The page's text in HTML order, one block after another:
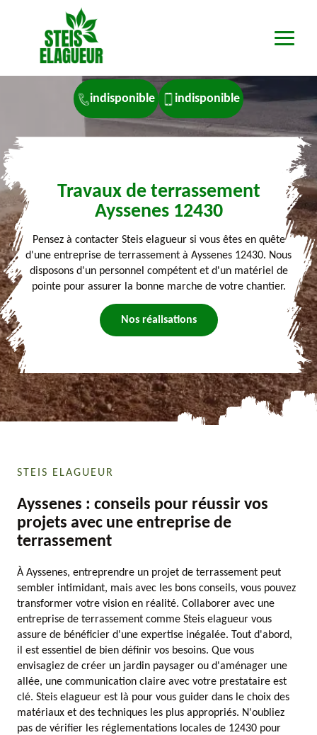
indisponible indisponible
Travaux de terrassement
Ayssenes 12430
Pensez à contacter Steis elagueur si vous êtes en quête
d'une entreprise de terrassement à Ayssenes 12430. Nous
disposons d'un personnel compétent et d'un matériel de
pointe pour assurer la bonne marche de votre chantier.
Nos réalisations
STEIS ELAGUEUR
Ayssenes : conseils pour réussir vos
projets avec une entreprise de
terrassement
À Ayssenes, entreprendre un projet de terrassement peut
sembler intimidant, mais avec les bons conseils, vous pouvez
transformer votre vision en réalité. Collaborer avec une
entreprise de terrassement comme Steis elagueur vous
assure de bénéficier d'une expertise inégalée. Tout d'abord,
il est essentiel de bien définir vos besoins. Que vous
envisagiez de créer un jardin paysager ou d'aménager une
allée, une communication claire avec votre prestataire est
clé. Steis elagueur est là pour vous guider dans le choix des
matériaux et des techniques les plus appropriés. N'oubliez
pas de vérifier les réglementations locales de 12430 pour